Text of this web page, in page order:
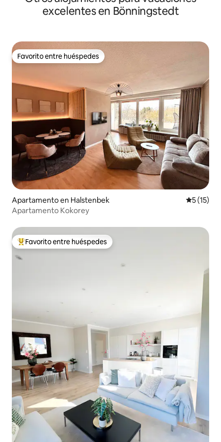
excelentes en Bönningstedt
Favorito entre huéspedes
Favorito entre huéspedes
Apartamento en Halstenbek
5 (15)
Apartamento Kokorey
Favorito entre huéspedes preferido
Favorito entre huéspedes